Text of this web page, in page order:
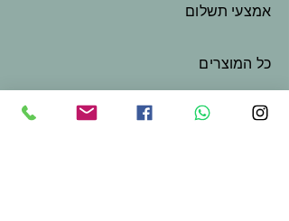
אמצעי תשלום
כל המוצרים
המלאכה שלי